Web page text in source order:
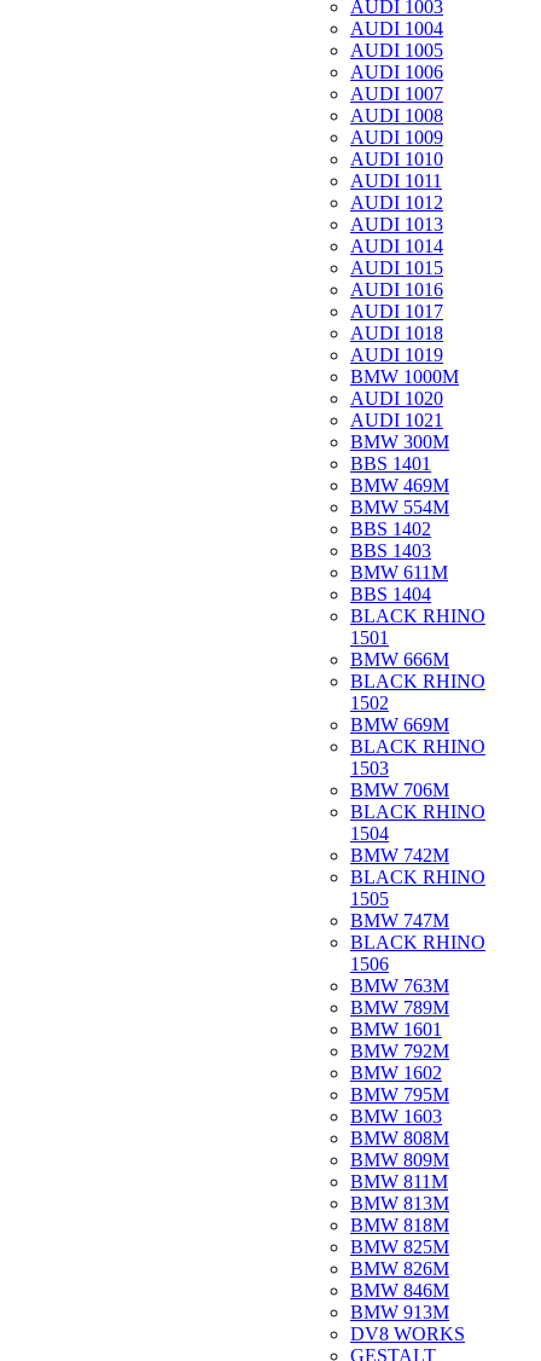
AUDI 1003
AUDI 1004
AUDI 1005
AUDI 1006
AUDI 1007
AUDI 1008
AUDI 1009
AUDI 1010
AUDI 1011
AUDI 1012
AUDI 1013
AUDI 1014
AUDI 1015
AUDI 1016
AUDI 1017
AUDI 1018
AUDI 1019
BMW 1000M
AUDI 1020
AUDI 1021
BMW 300M
BBS 1401
BMW 469M
BMW 554M
BBS 1402
BBS 1403
BMW 611M
BBS 1404
BLACK RHINO
1501
BMW 666M
BLACK RHINO
1502
BMW 669M
BLACK RHINO
1503
BMW 706M
BLACK RHINO
1504
BMW 742M
BLACK RHINO
1505
BMW 747M
BLACK RHINO
1506
BMW 763M
BMW 789M
BMW 1601
BMW 792M
BMW 1602
BMW 795M
BMW 1603
BMW 808M
BMW 809M
BMW 811M
BMW 813M
BMW 818M
BMW 825M
BMW 826M
BMW 846M
BMW 913M
DV8 WORKS
GESTALT